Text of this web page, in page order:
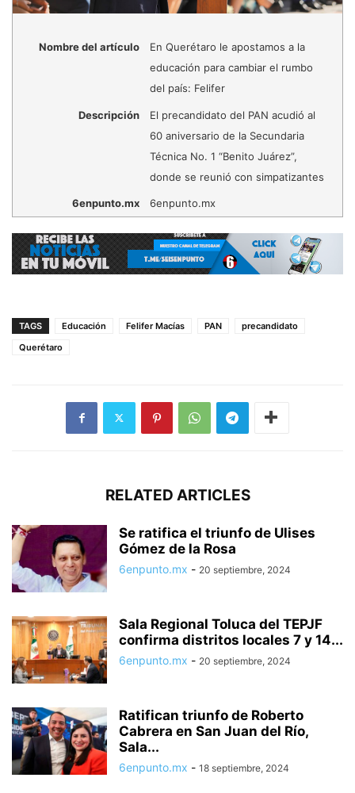
Nombre del artículo
En Querétaro le apostamos a la
educación para cambiar el rumbo
del país: Felifer
Descripción
El precandidato del PAN acudió al
60 aniversario de la Secundaria
Técnica No. 1 “Benito Juárez”,
donde se reunió con simpatizantes
6enpunto.mx 6enpunto.mx
TAGS Educación Felifer Macías PAN
precandidato
Querétaro
RELATED ARTICLES
Se ratifica el triunfo de Ulises
Gómez de la Rosa
6enpunto.mx - 20 septiembre, 2024
Sala Regional Toluca del TEPJF
confirma distritos locales 7 y 14...
6enpunto.mx - 20 septiembre, 2024
Ratifican triunfo de Roberto
Cabrera en San Juan del Río,
Sala...
6enpunto.mx - 18 septiembre, 2024